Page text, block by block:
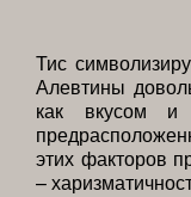
Тис
Алевтины
как вкусом и
этих факторов
–